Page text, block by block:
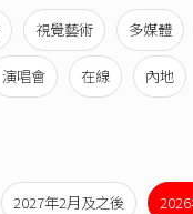
視覺藝術 多媒體
演唱會 在線 內地
2027年2月及之後